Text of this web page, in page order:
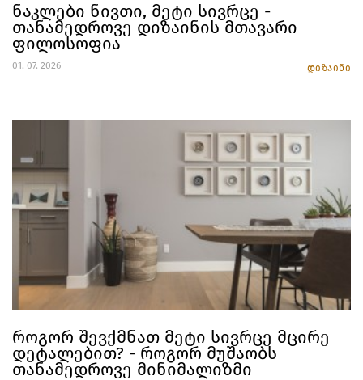
ნაკლები ნივთი, მეტი სივრცე -
თანამედროვე დიზაინის მთავარი
ფილოსოფია
01. 07. 2026 დიზაინი
როგორ შევქმნათ მეტი სივრცე მცირე
დეტალებით? - როგორ მუშაობს
თანამედროვე მინიმალიზმი